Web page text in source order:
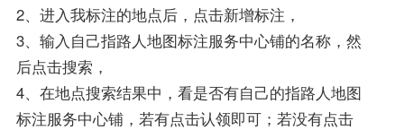
2、进入我标注的地点后，点击新增标注，
3、输入自己指路人地图标注服务中心铺的名称，然
后点击搜索，
4、在地点搜索结果中，看是否有自己的指路人地图
标注服务中心铺，若有点击认领即可；若没有点击